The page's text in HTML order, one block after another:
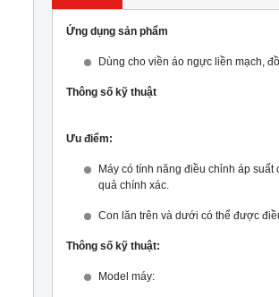
Ứng dụng sản phẩm
Dùng cho viền áo ngực liền mạch,
Thông số kỹ thuật
Ưu điểm:
Máy có tính năng điều chỉnh áp
quả chính xác.
Con lăn trên và dưới có thể được
Thông số kỹ thuật:
Model máy: